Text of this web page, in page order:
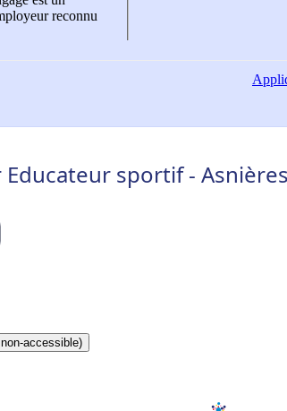
reconnu
sportif -
accessible)